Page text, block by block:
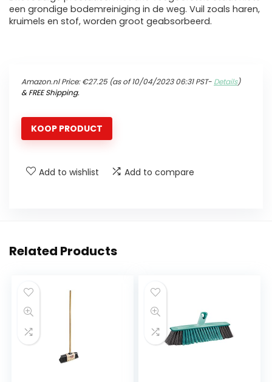
een grondige bodemreiniging in de weg. Vuil zoals haren,
kruimels en stof, worden groot geabsorbeerd.
Amazon.nl Price:€27.25(as of 10/04/2023 06:31 PST- Details)
&FREE Shipping.
KOOP PRODUCT
Add to wishlist Add to compare
Related Products